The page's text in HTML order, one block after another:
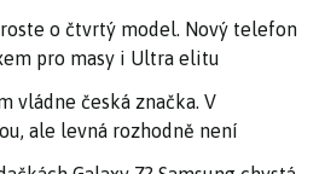
o čtvrtý model. Nový telefon
pro masy i Ultra elitu
vládne česká značka. V
ale levná rozhodně není